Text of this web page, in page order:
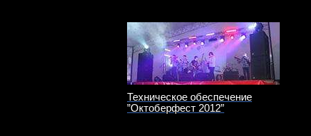
Техническое обеспечение
”Октоберфест 2012”